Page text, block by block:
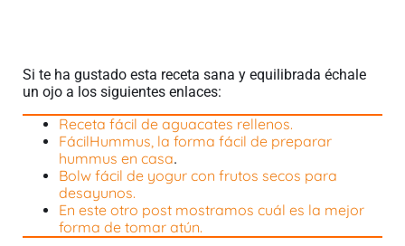
Si te ha gustado esta receta sana y equilibrada échale
un ojo a los siguientes enlaces:
Receta fácil de aguacates rellenos.
FácilHummus, la forma fácil de preparar
hummus en casa.
Bolw fácil de yogur con frutos secos para
desayunos.
En este otro post mostramos cuál es la mejor
forma de tomar atún.